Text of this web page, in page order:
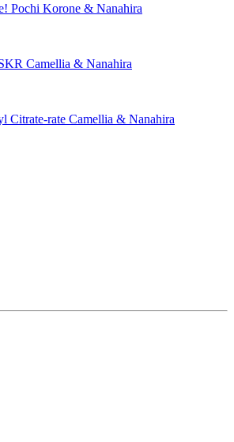
Pochi Korone & Nanahira
Camellia & Nanahira
Citrate-rate Camellia & Nanahira